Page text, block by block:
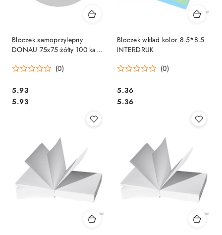
Bloczek samoprzylepny
DONAU 75x75 żółty 100 kart.
(0)
Cena:
5.93
Cena:
5.93
Bloczek wkład kolor 8.5*8.5
INTERDRUK
(0)
Cena:
5.36
Cena:
5.36